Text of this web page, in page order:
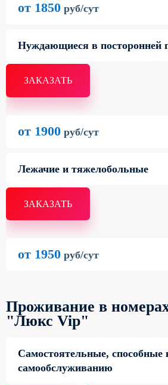
от 1850 руб/сут
Нуждающиеся в посторонней
ЗАКАЗАТЬ
от 1900 руб/сут
Лежачие и тяжелобольные
ЗАКАЗАТЬ
от 1950 руб/сут
Проживание в
"Люкс Vip"
Самостоятельные, способные
самообслуживанию